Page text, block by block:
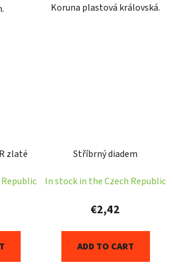
Koruna plastová královská.
zlaté Stříbrný diadem
In stock in the Czech Republic
€2,42
ADD TO CART